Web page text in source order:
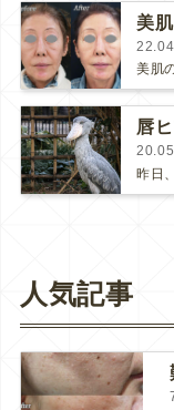
唇
人気記事